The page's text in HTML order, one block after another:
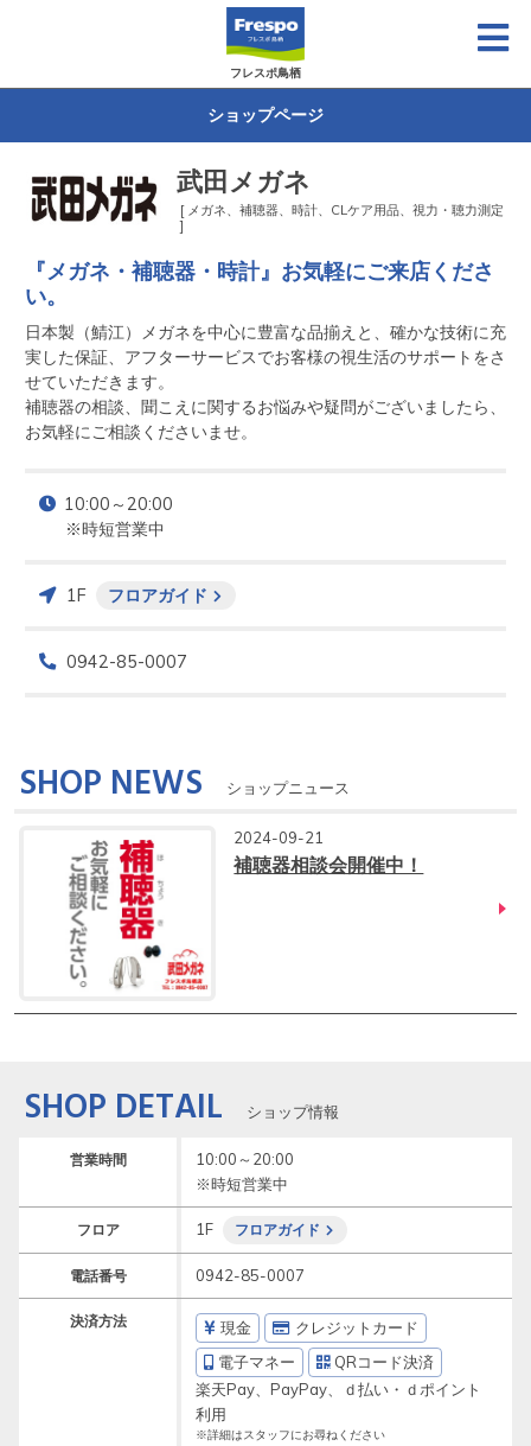
フレスポ鳥栖
ショップページ
武田メガネ
[ メガネ、補聴器、時計、CLケア用品、視力・聴力測定
]
『メガネ・補聴器・時計』お気軽にご来店くださ
い。
日本製（鯖江）メガネを中心に豊富な品揃えと、確かな技術に充
実した保証、アフターサービスでお客様の視生活のサポートをさ
せていただきます。
補聴器の相談、聞こえに関するお悩みや疑問がございましたら、
お気軽にご相談くださいませ。
10:00～20:00
※時短営業中
1F フロアガイド
0942-85-0007
SHOP NEWS ショップニュース
2024-09-21
補聴器相談会開催中！
SHOP DETAIL ショップ情報
営業時間
10:00～20:00
※時短営業中
フロア 1F フロアガイド
電話番号 0942-85-0007
決済方法 現金
クレジットカード
電子マネー
QRコード決済
楽天Pay、PayPay、ｄ払い・ｄポイント
利用
※詳細はスタッフにお尋ねください